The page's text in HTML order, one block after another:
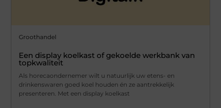
Groothandel
Een display koelkast of gekoelde werkbank van
topkwaliteit
Als horecaondernemer wilt u natuurlijk uw etens- en
drinkenswaren goed koel houden én ze aantrekkelijk
presenteren. Met een display koelkast